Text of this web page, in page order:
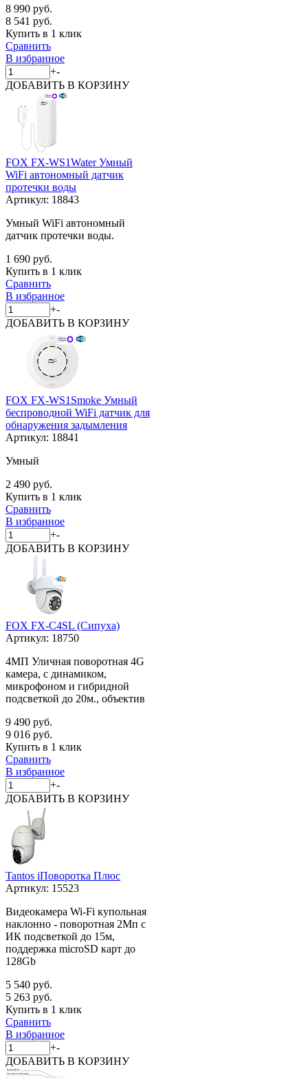
8 990 руб.
8 541 руб.
Купить в 1 клик
Сравнить
В избранное
+-
ДОБАВИТЬ В КОРЗИНУ
FOX FX-WS1Water Умный
WiFi автономный датчик
протечки воды
Артикул: 18843
Умный WiFi автономный
датчик протечки воды.
1 690 руб.
Купить в 1 клик
Сравнить
В избранное
+-
ДОБАВИТЬ В КОРЗИНУ
FOX FX-WS1Smoke Умный
беспроводной WiFi датчик для
обнаружения задымления
Артикул: 18841
Умный
2 490 руб.
Купить в 1 клик
Сравнить
В избранное
+-
ДОБАВИТЬ В КОРЗИНУ
FOX FX-C4SL (Сипуха)
Артикул: 18750
4МП Уличная поворотная 4G
камера, с динамиком,
микрофоном и гибридной
подсветкой до 20м., объектив
9 490 руб.
9 016 руб.
Купить в 1 клик
Сравнить
В избранное
+-
ДОБАВИТЬ В КОРЗИНУ
Tantos iПоворотка Плюс
Артикул: 15523
Видеокамера Wi-Fi купольная
наклонно - поворотная 2Мп с
ИК подсветкой до 15м,
поддержка microSD карт до
128Gb
5 540 руб.
5 263 руб.
Купить в 1 клик
Сравнить
В избранное
+-
ДОБАВИТЬ В КОРЗИНУ